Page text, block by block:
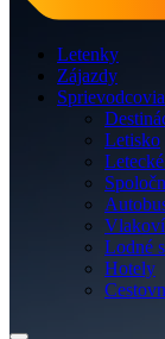
Letenky
Zájazdy
Sprievodcovia
Letisko
Lodné
Hotely